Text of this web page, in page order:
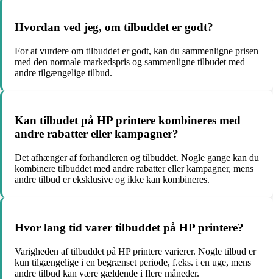
Hvordan ved jeg, om tilbuddet er godt?
For at vurdere om tilbuddet er godt, kan du sammenligne prisen
med den normale markedspris og sammenligne tilbudet med
andre tilgængelige tilbud.
Kan tilbudet på HP printere kombineres med
andre rabatter eller kampagner?
Det afhænger af forhandleren og tilbuddet. Nogle gange kan du
kombinere tilbuddet med andre rabatter eller kampagner, mens
andre tilbud er eksklusive og ikke kan kombineres.
Hvor lang tid varer tilbuddet på HP printere?
Varigheden af tilbuddet på HP printere varierer. Nogle tilbud er
kun tilgængelige i en begrænset periode, f.eks. i en uge, mens
andre tilbud kan være gældende i flere måneder.